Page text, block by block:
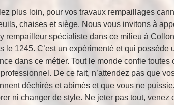
plus loin, pour vos travaux rempaillages
chaises et siège. Nous vous invitons à
rempailleur spécialiste dans ce milieu à
le 1245. C’est un expérimenté et qui possède
dans ce métier. Tout le monde confie toutes
De ce fait, n’attendez pas que
déchirés et abimés et que vous ne
ni changer de style. Ne jeter pas tout, venez